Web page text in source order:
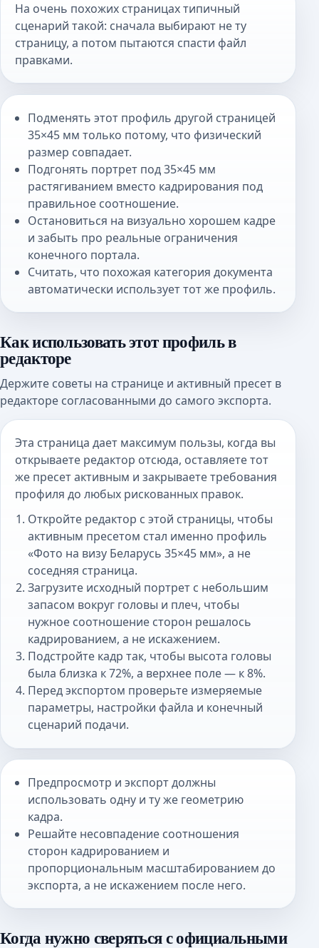
На очень похожих страницах типичный
сценарий такой: сначала выбирают не ту
страницу, а потом пытаются спасти файл
правками.
Подменять этот профиль другой страницей
35×45 мм только потому, что физический
размер совпадает.
Подгонять портрет под 35×45 мм
растягиванием вместо кадрирования под
правильное соотношение.
Остановиться на визуально хорошем кадре
и забыть про реальные ограничения
конечного портала.
Считать, что похожая категория документа
автоматически использует тот же профиль.
Как использовать этот профиль в
редакторе
Держите советы на странице и активный пресет в
редакторе согласованными до самого экспорта.
Эта страница дает максимум пользы, когда вы
открываете редактор отсюда, оставляете тот
же пресет активным и закрываете требования
профиля до любых рискованных правок.
Откройте редактор с этой страницы, чтобы
активным пресетом стал именно профиль
«Фото на визу Беларусь 35×45 мм», а не
соседняя страница.
Загрузите исходный портрет с небольшим
запасом вокруг головы и плеч, чтобы
нужное соотношение сторон решалось
кадрированием, а не искажением.
Подстройте кадр так, чтобы высота головы
была близка к 72%, а верхнее поле — к 8%.
Перед экспортом проверьте измеряемые
параметры, настройки файла и конечный
сценарий подачи.
Предпросмотр и экспорт должны
использовать одну и ту же геометрию
кадра.
Решайте несовпадение соотношения
сторон кадрированием и
пропорциональным масштабированием до
экспорта, а не искажением после него.
Когда нужно сверяться с официальными